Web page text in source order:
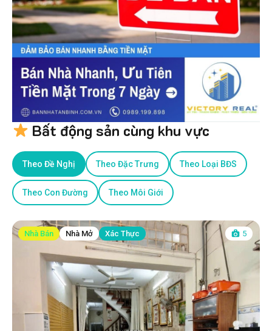
Bất động sản cùng khu vực
Theo Đề Nghị Theo Đặc Trưng Theo Loại BĐS
Theo Con Đường Theo Môi Giới
Nhà Bán Nhà Mở Xác Thực 5